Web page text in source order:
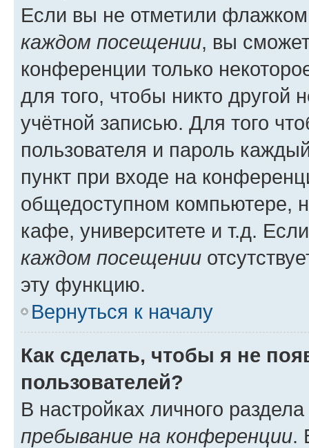
Если вы не отметили
каждом посещении, вы
конференции только
для того, чтобы никто другой
учётной записью. Для того
пользователя и пароль
пункт при входе на
общедоступном компьютере,
кафе, университете и т.д.
каждом посещении
эту функцию.
Вернуться к началу
Как сделать, чтобы я не
пользователей?
В настройках личного
пребывание на конференции.